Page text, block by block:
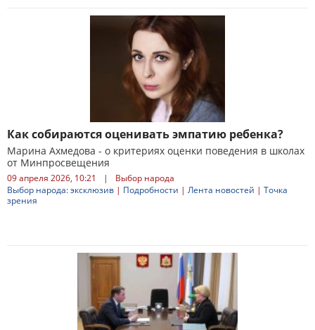
Как собираются оценивать эмпатию ребенка?
Марина Ахмедова - о критериях оценки поведения в школах
от Минпросвещения
09 апреля 2026, 10:21 |
Выбор народа
Выбор народа: эксклюзив | Подробности | Лента новостей | Точка
зрения